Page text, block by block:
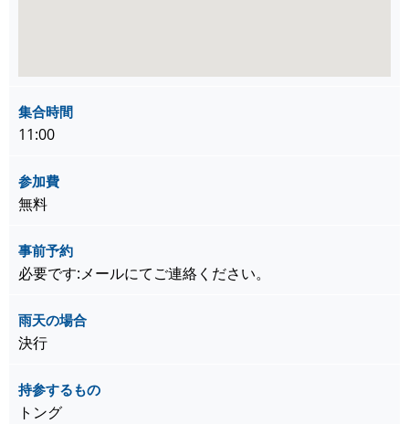
集合時間
11:00
参加費
無料
事前予約
必要です:メールにてご連絡ください。
雨天の場合
決行
持参するもの
トング